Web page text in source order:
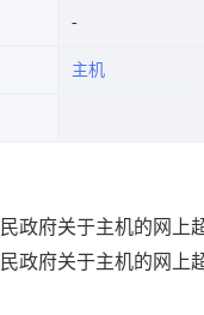
主机
政府关于主机的网上
政府关于主机的网上